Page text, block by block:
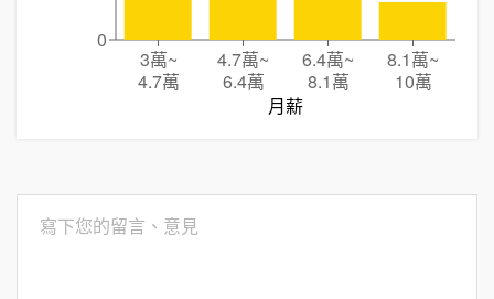
3萬~
4.7萬
4.7萬~
6.4萬
6.4萬~
8.1萬
8.1萬~
10萬
月薪
0